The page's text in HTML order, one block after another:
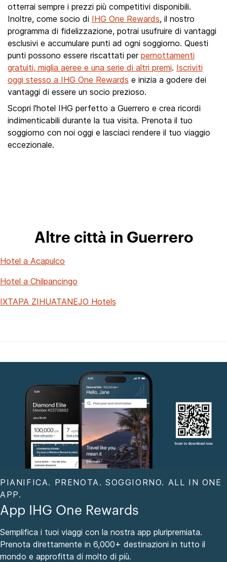
otterrai sempre i prezzi più competitivi disponibili.
Inoltre, come socio di IHG One Rewards, il nostro
programma di fidelizzazione, potrai usufruire di vantaggi
esclusivi e accumulare punti ad ogni soggiorno. Questi
punti possono essere riscattati per pernottamenti
gratuiti, miglia aeree e una serie di altri premi. Iscriviti
oggi stesso a IHG One Rewards e inizia a godere dei
vantaggi di essere un socio prezioso.
Scopri l'hotel IHG perfetto a Guerrero e crea ricordi
indimenticabili durante la tua visita. Prenota il tuo
soggiorno con noi oggi e lasciaci rendere il tuo viaggio
eccezionale.
Altre città in Guerrero
Hotel a Acapulco
Hotel a Chilpancingo
IXTAPA ZIHUATANEJO Hotels
PIANIFICA. PRENOTA. SOGGIORNO. ALL IN ONE
APP.
App IHG One Rewards
Semplifica i tuoi viaggi con la nostra app pluripremiata.
Prenota direttamente in 6,000+ destinazioni in tutto il
mondo e approfitta di molto di più.